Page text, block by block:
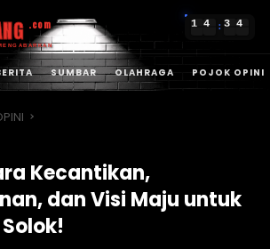
.com 1 4 : 3 4
SUMBAR OLAHRAGA POJOK OPINI
Kecantikan,
dan Visi Maju untuk